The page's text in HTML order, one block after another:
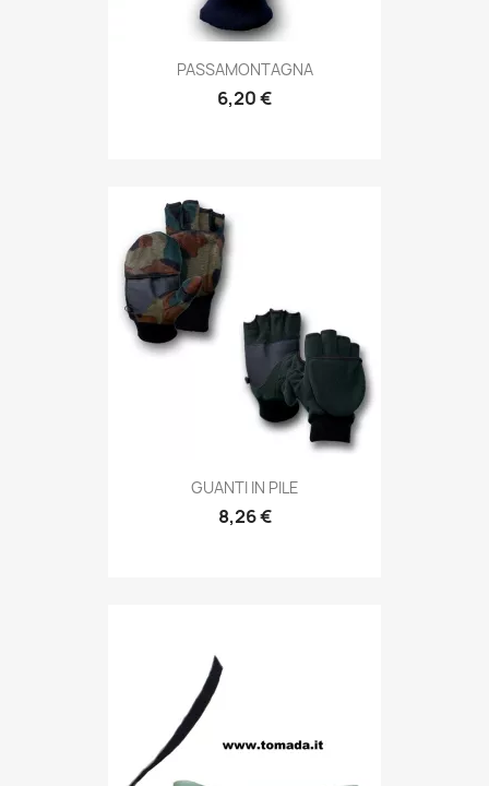
Anteprima
PASSAMONTAGNA
6,20 €
Anteprima
GUANTI IN PILE
8,26 €